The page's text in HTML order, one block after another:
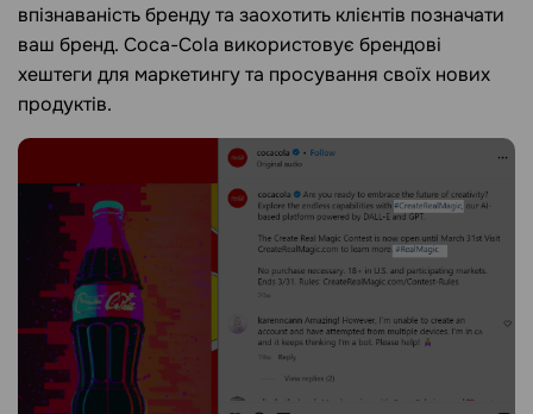
впізнаваність бренду та заохотить клієнтів позначати
ваш бренд. Coca-Cola використовує брендові
хештеги для маркетингу та просування своїх нових
продуктів.